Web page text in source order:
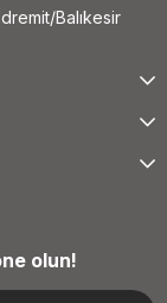
Balıkesir
olun!